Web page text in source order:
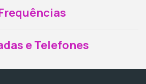
e Telefones